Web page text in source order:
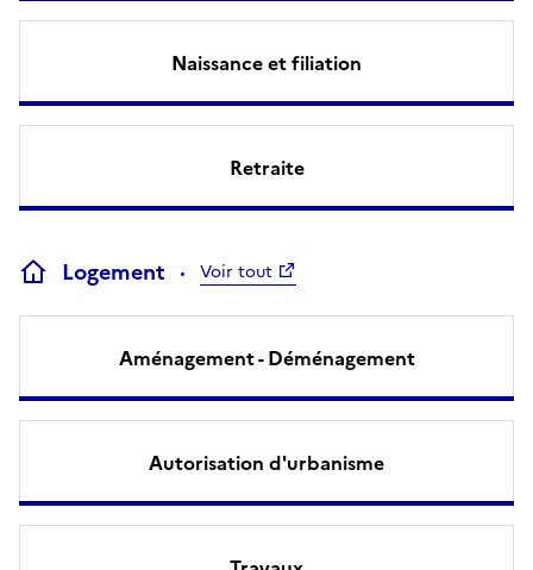
Naissance et filiation
Retraite
Logement Voir tout
Aménagement - Déménagement
Autorisation d'urbanisme